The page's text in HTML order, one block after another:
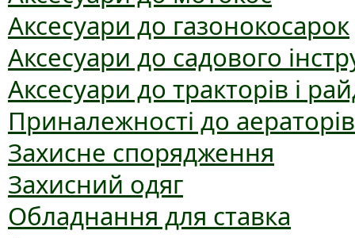
Аксесуари до газонокосарок
Аксесуари до садового
Аксесуари до тракторів і
Приналежності до аераторів
Захисне спорядження
Захисний одяг
Обладнання для ставка